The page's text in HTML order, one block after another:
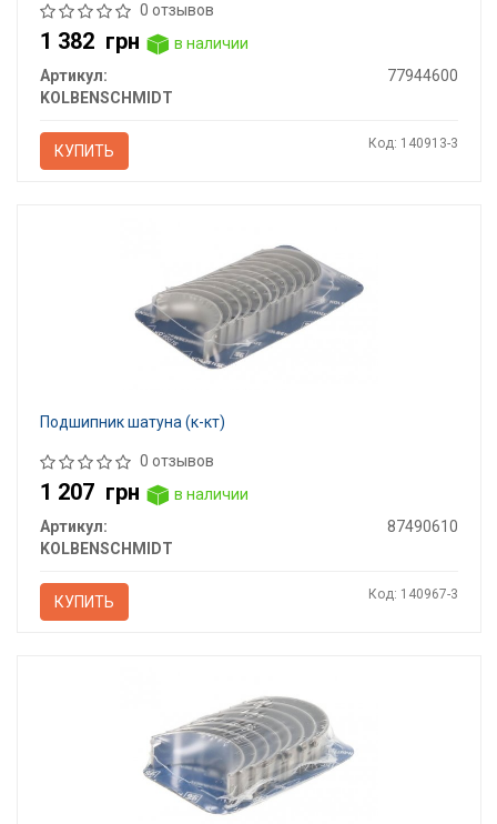
0 отзывов
1 382 грн
в наличии
Артикул:
77944600
KOLBENSCHMIDT
КУПИТЬ Код: 140913-3
Подшипник шатуна (к-кт)
0 отзывов
1 207 грн
в наличии
Артикул:
87490610
KOLBENSCHMIDT
КУПИТЬ Код: 140967-3